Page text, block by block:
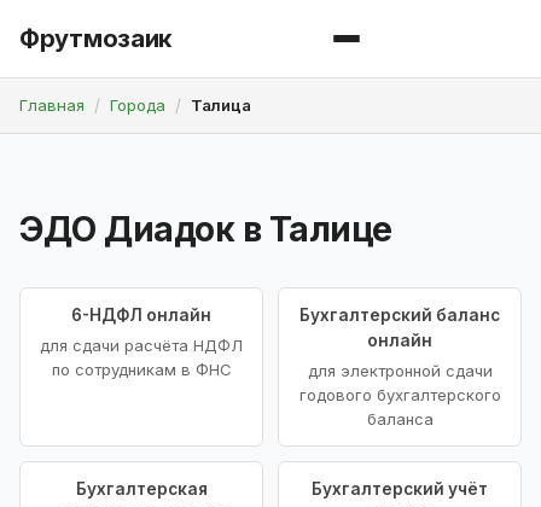
Фрутмозаик
Главная Города Талица
ЭДО Диадок в Талице
6-НДФЛ онлайн
для сдачи расчёта НДФЛ
по сотрудникам в ФНС
Бухгалтерский баланс
онлайн
для электронной сдачи
годового бухгалтерского
баланса
Бухгалтерская
Бухгалтерский учёт